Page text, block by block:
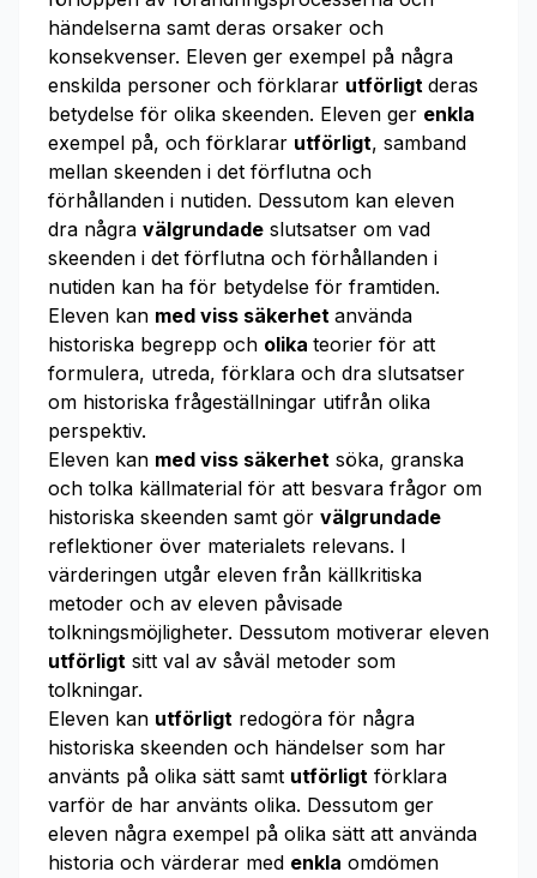
händelserna samt deras orsaker och
konsekvenser. Eleven ger exempel på några
enskilda personer och förklarar utförligt deras
betydelse för olika skeenden. Eleven ger enkla
exempel på, och förklarar utförligt, samband
mellan skeenden i det förflutna och
förhållanden i nutiden. Dessutom kan eleven
dra några välgrundade slutsatser om vad
skeenden i det förflutna och förhållanden i
nutiden kan ha för betydelse för framtiden.
Eleven kan med viss säkerhet använda
historiska begrepp och olika teorier för att
formulera, utreda, förklara och dra slutsatser
om historiska frågeställningar utifrån olika
perspektiv.
Eleven kan med viss säkerhet söka, granska
och tolka källmaterial för att besvara frågor om
historiska skeenden samt gör välgrundade
reflektioner över materialets relevans. I
värderingen utgår eleven från källkritiska
metoder och av eleven påvisade
tolkningsmöjligheter. Dessutom motiverar eleven
utförligt sitt val av såväl metoder som
tolkningar.
Eleven kan utförligt redogöra för några
historiska skeenden och händelser som har
använts på olika sätt samt utförligt förklara
varför de har använts olika. Dessutom ger
eleven några exempel på olika sätt att använda
historia och värderar med enkla omdömen